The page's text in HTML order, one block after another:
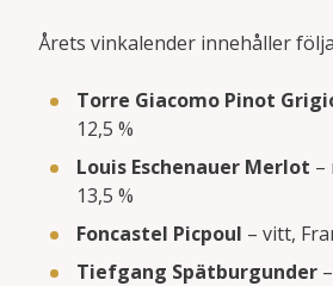
Årets vinkalender innehåller
Torre Giacomo Pinot
12,5 %
Louis Eschenauer Merlot –
13,5 %
Foncastel Picpoul – vitt,
Tiefgang Spätburgunder